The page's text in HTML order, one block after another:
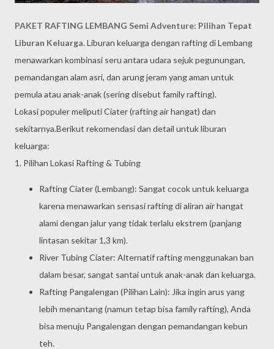
PAKET RAFTING LEMBANG Semi Adventure: Pilihan Tepat
Liburan Keluarga. Liburan keluarga dengan rafting di Lembang
menawarkan kombinasi seru antara udara sejuk pegunungan,
pemandangan alam asri, dan arung jeram yang aman untuk
pemula atau anak-anak (sering disebut family rafting).
Lokasi populer meliputi Ciater (rafting air hangat) dan
sekitarnya.Berikut rekomendasi dan detail untuk liburan
keluarga:
1. Pilihan Lokasi Rafting & Tubing
Rafting Ciater (Lembang): Sangat cocok untuk keluarga
karena menawarkan sensasi rafting di aliran air hangat
alami dengan jalur yang tidak terlalu ekstrem (panjang
lintasan sekitar 1,3 km).
River Tubing Ciater: Alternatif rafting menggunakan ban
dalam besar, sangat santai untuk anak-anak dan keluarga.
Rafting Pangalengan (Pilihan Lain): Jika ingin arus yang
lebih menantang (namun tetap bisa family rafting), Anda
bisa menuju Pangalengan dengan pemandangan kebun
teh.